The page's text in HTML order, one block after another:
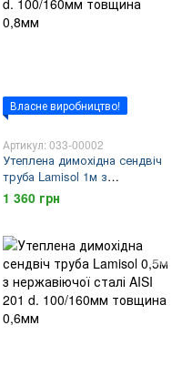
Власне виробництво!
Артикул: 033-00002
Утеплена димохідна сендвіч
труба Lamisol 1м з
нержавіючої сталі AISI 201 d.
100/160мм товщина 0,8мм
1 360 грн